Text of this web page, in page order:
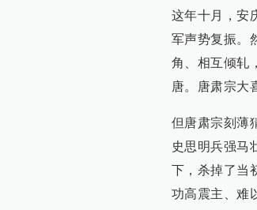
这年十月，安
军声势复振。
角、相互倾轧
唐。唐肃宗大
但唐肃宗刻薄
史思明兵强马
下，杀掉了当
功高震主、难